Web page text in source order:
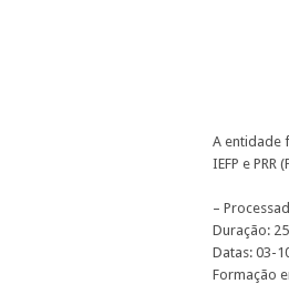
A entidade
IEFP e
–
Duração:
Datas: 03-
Formação